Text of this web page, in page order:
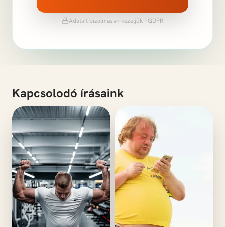
Adatait bizalmasan kezeljük · GDPR
Kapcsolodó írásaink